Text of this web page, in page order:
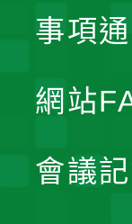
事項
網站
會議